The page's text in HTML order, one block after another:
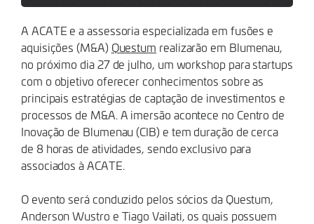
A ACATE e a assessoria especializada em fusões e
aquisições (M&A) Questum realizarão em Blumenau,
no próximo dia 27 de julho, um workshop para startups
com o objetivo oferecer conhecimentos sobre as
principais estratégias de captação de investimentos e
processos de M&A. A imersão acontece no Centro de
Inovação de Blumenau (CIB) e tem duração de cerca
de 8 horas de atividades, sendo exclusivo para
associados à ACATE.
O evento será conduzido pelos sócios da Questum,
Anderson Wustro e Tiago Vailati, os quais possuem